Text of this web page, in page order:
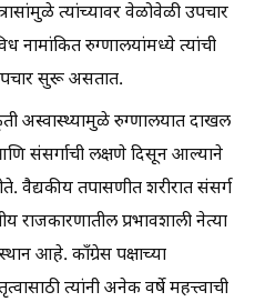
त्यांच्यावर वेळोवेळी उपचार
रुग्णालयांमध्ये त्यांची
सुरू असतात.
अस्वास्थ्यामुळे रुग्णालयात दाखल
संसर्गाची लक्षणे दिसून आल्याने
वैद्यकीय तपासणीत शरीरात संसर्ग
राजकारणातील प्रभावशाली नेत्या
आहे. काँग्रेस पक्षाच्या
त्यांनी अनेक वर्षे महत्त्वाची